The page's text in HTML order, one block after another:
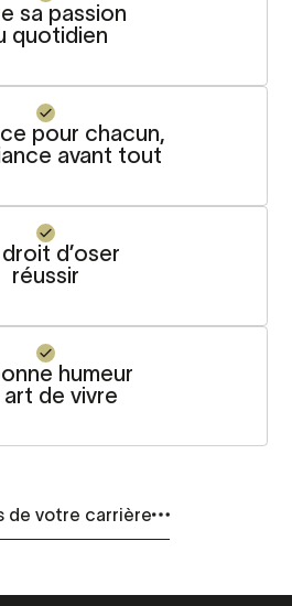
sa passion
quotidien
pour chacun,
avant tout
droit d’oser
réussir
humeur
art de vivre
de votre carrière